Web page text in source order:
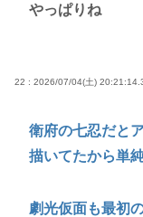
やっぱりね
22 : 2026/07/04(土)
衛府の七忍だと
描いてたから単
劇光仮面も最初